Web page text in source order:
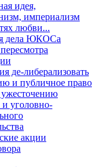
идея,
империализм
любви...
дела ЮКОСа
де-либерализовать
и публичное право
и уголовно-
акции